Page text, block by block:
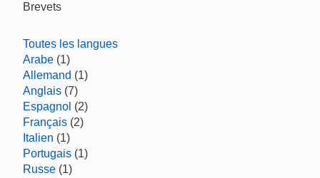
Brevets
Toutes les langues
Arabe (1)
Allemand (1)
Anglais (7)
Espagnol (2)
Français (2)
Italien (1)
Portugais (1)
Russe (1)